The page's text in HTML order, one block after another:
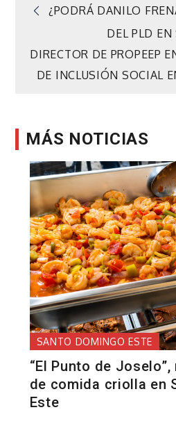
de
¿PODRÁ DANILO
DEL PLD EN
DIRECTOR DE PROPEEP
DE INCLUSIÓN SOCIAL
MÁS NOTICIAS
SANTO DOMINGO ESTE
“El Punto de
de comida criolla en
Este